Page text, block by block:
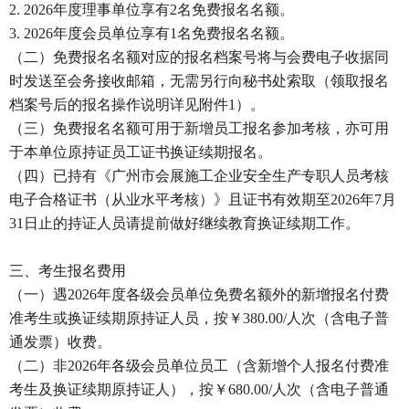
2. 2026年度理事单位享有2名免费报名名额。
3. 2026年度会员单位享有1名免费报名名额。
（二）免费报名名额对应的报名档案号将与会费电子收据同
时发送至会务接收邮箱，无需另行向秘书处索取（领取报名
档案号后的报名操作说明详见附件1）。
（三）免费报名名额可用于新增员工报名参加考核，亦可用
于本单位原持证员工证书换证续期报名。
（四）已持有《广州市会展施工企业安全生产专职人员考核
电子合格证书（从业水平考核）》且证书有效期至2026年7月
31日止的持证人员请提前做好继续教育换证续期工作。
三、考生报名费用
（一）遇2026年度各级会员单位免费名额外的新增报名付费
准考生或换证续期原持证人员，按￥380.00/人次（含电子普
通发票）收费。
（二）非2026年各级会员单位员工（含新增个人报名付费准
考生及换证续期原持证人），按￥680.00/人次（含电子普通